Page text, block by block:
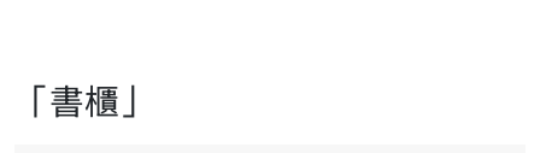
「書櫃」